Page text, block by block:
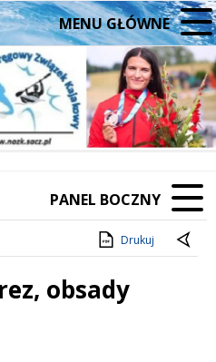
MENU GŁÓWNE
PANEL BOCZNY
Drukuj
obsady